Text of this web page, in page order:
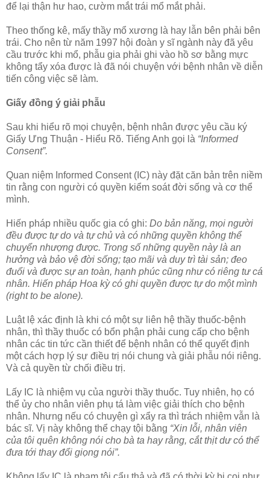
để lại thận hư hao, cườm mắt trái mổ mắt phải.
Theo thống kê, mấy thầy mổ xương là hay lẫn bên phải bên
trái. Cho nên từ năm 1997 hội đoàn y sĩ ngành này đã yêu
cầu trước khi mổ, phẫu gia phải ghi vào hồ sơ bằng mực
không tẩy xóa được là đã nói chuyện với bệnh nhân về diễn
tiến công việc sẽ làm.
Giấy đồng ý giải phẫu
Sau khi hiểu rõ mọi chuyện, bệnh nhân được yêu cầu ký
Giấy Ưng Thuận - Hiểu Rõ. Tiếng Anh gọi là “Informed
Consent”.
Quan niệm Informed Consent (IC) này đặt căn bản trên niềm
tin rằng con người có quyền kiểm soát đời sống và cơ thể
mình.
Hiến pháp nhiều quốc gia có ghi: Do bản năng, mọi người
đều được tự do và tự chủ và có những quyền không thể
chuyển nhượng được. Trong số những quyền này là an
hưởng và bảo vệ đời sống; tạo mãi và duy trì tài sản; đeo
đuổi và được sự an toàn, hạnh phúc cũng như có riêng tư cá
nhân. Hiến pháp Hoa kỳ có ghi quyền được tự do một mình
(right to be alone).
Luật lệ xác định là khi có một sự liên hệ thầy thuốc-bệnh
nhân, thì thầy thuốc có bổn phận phải cung cấp cho bệnh
nhân các tin tức cần thiết để bệnh nhân có thể quyết định
một cách hợp lý sự điều trị nói chung và giải phẫu nói riêng.
Và cả quyền từ chối điều trị.
Lấy IC là nhiệm vụ của người thầy thuốc. Tuy nhiên, họ có
thể ủy cho nhân viên phụ tá làm việc giải thích cho bệnh
nhân. Nhưng nếu có chuyện gì xẩy ra thì trách nhiệm vẫn là
bác sĩ. Vị này không thể chạy tội bằng “Xin lỗi, nhân viên
của tôi quên không nói cho bà ta hay rằng, cắt thịt dư có thể
đưa tới thay đổi giọng nói”.